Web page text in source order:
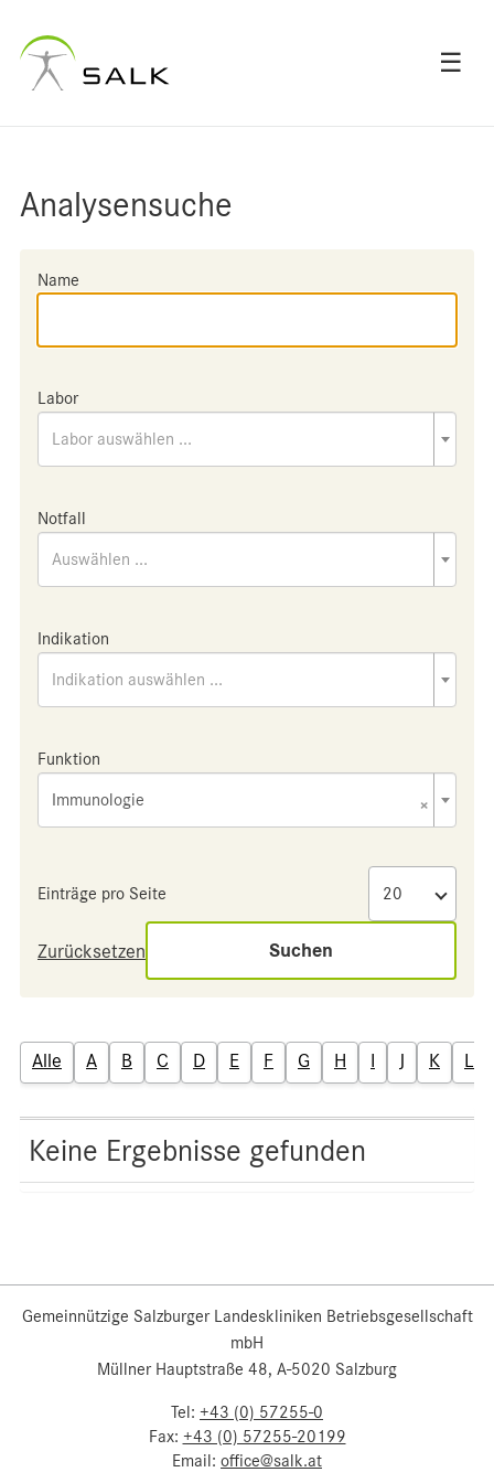
☰
Analysensuche
Name
Labor
Labor auswählen ...
Notfall
Auswählen ...
Indikation
Indikation auswählen ...
Funktion
×
Immunologie
Einträge pro Seite
Zurücksetzen Suchen
Alle A B C D E F G H I J K L
Keine Ergebnisse gefunden
Gemeinnützige Salzburger Landeskliniken Betriebsgesellschaft
mbH
Müllner Hauptstraße 48, A-5020 Salzburg
Tel: +43 (0) 57255-0
Fax: +43 (0) 57255-20199
Email: office@salk.at